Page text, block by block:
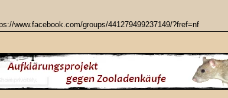
www.facebook.com/groups/441279499237149/?fref=nf